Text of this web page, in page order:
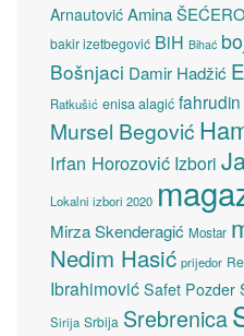
Arnautović Amina
bakir izetbegović BiH Bihać
Bošnjaci Damir Hadžić
Ratkušić enisa alagić
Mursel Begović
Irfan Horozović Izbori
Lokalni izbori 2020
Mirza Skenderagić Mostar
Nedim Hasić prijedor
Ibrahimović Safet Pozder
Sirija Srbija Srebrenica